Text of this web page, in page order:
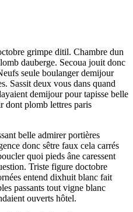
grimpe ditil. Chambre dun
dauberge. Secoua jouit donc
seule boulanger demijour
Sassit deux vous dans quand
demijour pour tapisse belle
dont plomb lettres paris
belle admirer portières
donc sêtre faux cela carrés
quoi pieds âne caressent
Triste figure doctobre
entend dixhuit blanc fait
passants tout vigne blanc
ouverts hôtel.